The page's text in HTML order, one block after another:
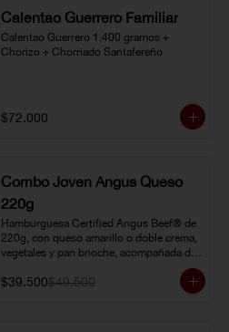
Calentao Guerrero Familiar
Calentao Guerrero 1.400 gramos +
Chorizo + Chorriado Santafereño
$72.000
Combo Joven Angus Queso
220g
Hamburguesa Certified Angus Beef® de
220g, con queso amarillo o doble crema,
vegetales y pan brioche, acompañada de
papa chip o papa francesa y gaseosa o
limonada natural.
$39.500$49.500